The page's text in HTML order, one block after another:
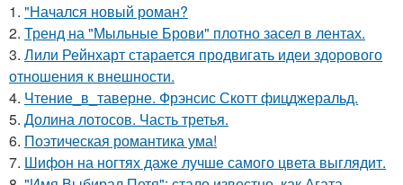
1. "Начался новый роман?
2. Тренд на "Мыльные Брови" плотно засел в лентах.
3. Лили Рейнхарт старается продвигать идеи здорового
отношения к внешности.
4. Чтение_в_таверне. Фрэнсис Скотт фицджеральд.
5. Долина лотосов. Часть третья.
6. Поэтическая романтика ума!
7. Шифон на ногтях даже лучше самого цвета выглядит.